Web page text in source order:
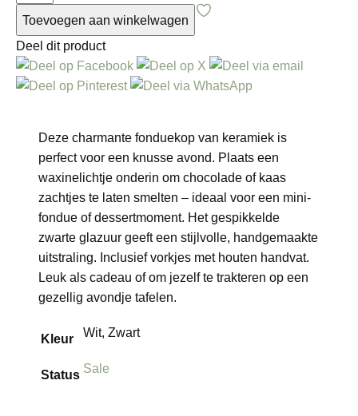
€ 12,95.€ 9,95.
zwart
gespikkeld
aantal
Toevoegen aan winkelwagen
Deel dit product
Deze charmante fonduekop van keramiek is
perfect voor een knusse avond. Plaats een
waxinelichtje onderin om chocolade of kaas
zachtjes te laten smelten – ideaal voor een mini-
fondue of dessertmoment. Het gespikkelde
zwarte glazuur geeft een stijlvolle, handgemaakte
uitstraling. Inclusief vorkjes met houten handvat.
Leuk als cadeau of om jezelf te trakteren op een
gezellig avondje tafelen.
Kleur Wit, Zwart
Status Sale